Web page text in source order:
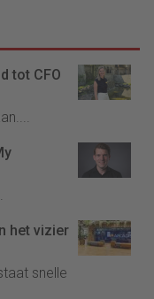
tot CFO
het vizier
snelle